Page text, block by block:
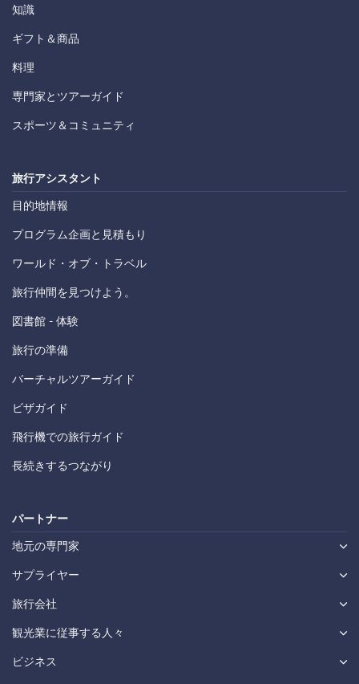
知識
ギフト＆商品
料理
専門家とツアーガイド
スポーツ＆コミュニティ
旅行アシスタント
目的地情報
プログラム企画と見積もり
ワールド・オブ・トラベル
旅行仲間を見つけよう。
図書館 - 体験
旅行の準備
バーチャルツアーガイド
ビザガイド
飛行機での旅行ガイド
長続きするつながり
パートナー
地元の専門家
サプライヤー
旅行会社
観光業に従事する人々
ビジネス